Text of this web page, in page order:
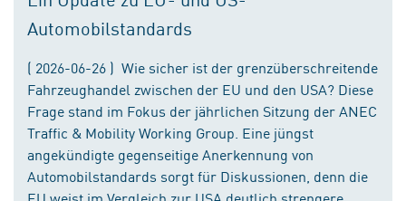
Automobilstandards
( 2026-06-26 ) Wie sicher ist der grenzüberschreitende
Fahrzeughandel zwischen der EU und den USA? Diese
Frage stand im Fokus der jährlichen Sitzung der ANEC
Traffic & Mobility Working Group. Eine jüngst
angekündigte gegenseitige Anerkennung von
Automobilstandards sorgt für Diskussionen, denn die